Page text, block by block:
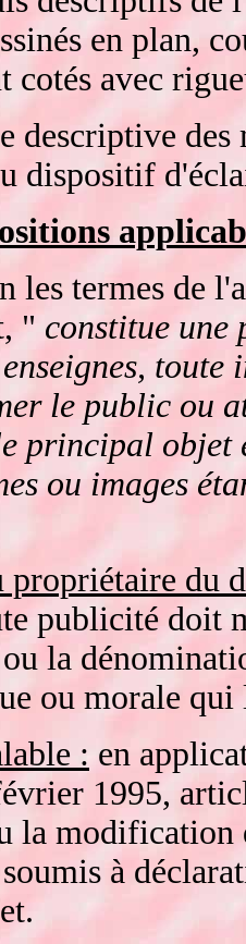
en plan,
cotés avec
descriptive
dispositif
les termes de
" constitue une
le public ou
principal objet
ou images
du
publicité doit
la
ou morale qui
: en
1995,
la modification
à